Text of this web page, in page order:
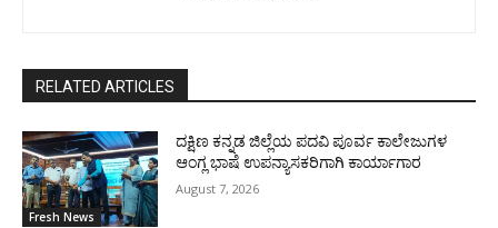
RELATED ARTICLES
Fresh News
ದಕ್ಷಿಣ ಕನ್ನಡ ಜಿಲ್ಲೆಯ ಪದವಿ ಪೂರ್ವ ಕಾಲೇಜುಗಳ
ಆಂಗ್ಲ ಭಾಷೆ ಉಪನ್ಯಾಸಕರಿಗಾಗಿ ಕಾರ್ಯಾಗಾರ
August 7, 2026